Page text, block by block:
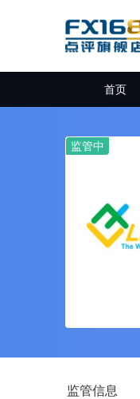
首页
监管中
监管信息